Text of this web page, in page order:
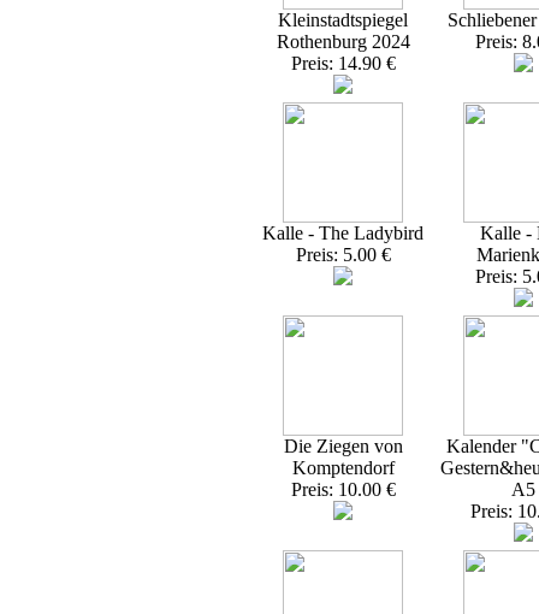
Kleinstadtspiegel
Rothenburg 2024
Preis: 14.90 €
Preis:
Kalle - The Ladybird
Preis: 5.00 €
Kalle -
Preis:
Die Ziegen von
Komptendorf
Preis: 10.00 €
Kalender
A5
Preis: